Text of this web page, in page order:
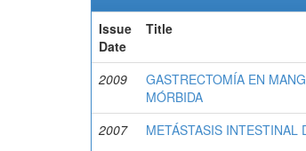
Issue
Date
Title
2009
GASTRECTOMÍA EN
MÓRBIDA
2007
METÁSTASIS INTESTINAL